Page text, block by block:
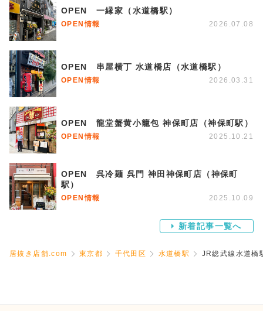
OPEN 一縁家（水道橋駅）
OPEN情報 2026.07.08
OPEN 串屋横丁 水道橋店（水道橋駅）
OPEN情報 2026.03.31
OPEN 龍堂蟹黄小籠包 神保町店（神保町駅）
OPEN情報 2025.10.21
OPEN 呉冷麺 呉門 神田神保町店（神保町
駅）
OPEN情報 2025.10.09
新着記事一覧へ
居抜き店舗.com 東京都 千代田区 水道橋駅 JR総武線水道橋